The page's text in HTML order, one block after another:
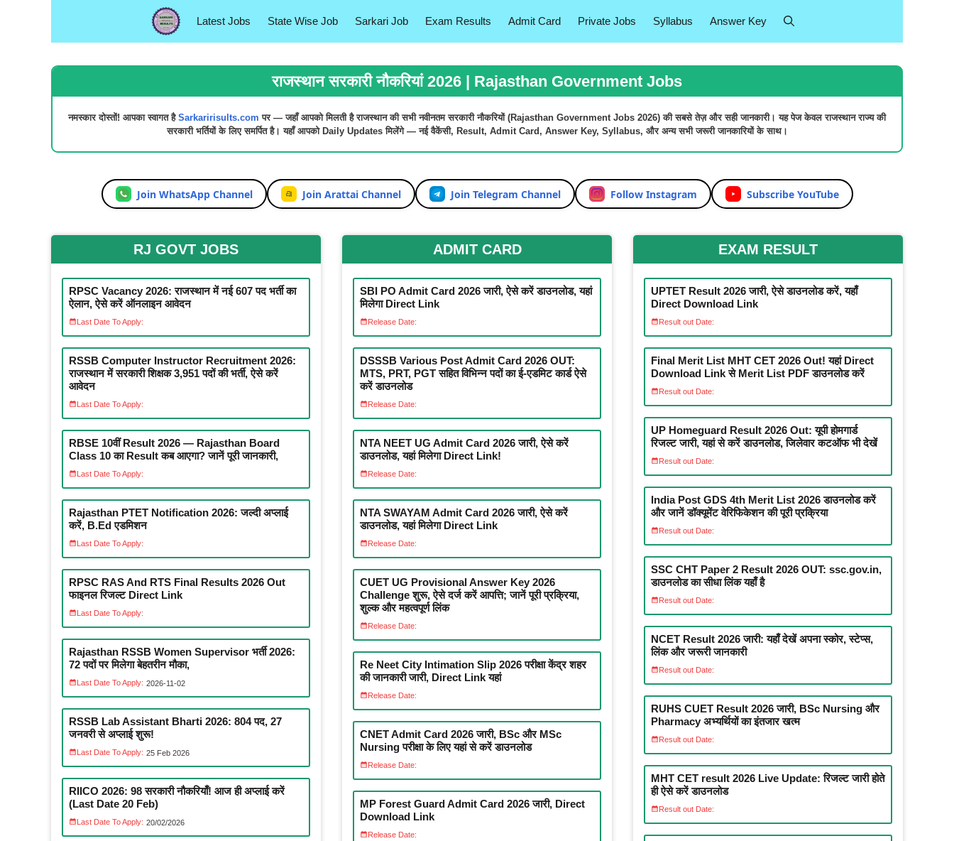
Latest Jobs State Wise Job Sarkari Job Exam Results Admit Card Private Jobs Syllabus Answer Key
राजस्थान सरकारी नौकरियां 2026 | Rajasthan Government Jobs
नमस्कार दोस्तों! आपका स्वागत है Sarkaririsults.com पर — जहाँ आपको मिलती हैराजस्थान की सभी नवीनतम सरकारी नौकरियों (Rajasthan Government Jobs 2026) की सबसे तेज़ और सही जानकारी। यह पेज केवलराजस्थान राज्य की
सरकारी भर्तियोंके लिए समर्पित है। यहाँ आपको Daily Updatesमिलेंगे — नई वैकेंसी, Result, Admit Card, Answer Key, Syllabus, और अन्य सभी जरूरी जानकारियों के साथ।
Join WhatsApp Channel Join Arattai Channel Join Telegram Channel Follow Instagram Subscribe YouTube
RJ GOVT JOBS
RPSC Vacancy 2026: राजस्थान में नई 607 पद भर्ती का
ऐलान, ऐसे करें ऑनलाइन आवेदन
Last Date To Apply:
RSSB Computer Instructor Recruitment 2026:
राजस्थान में सरकारी शिक्षक 3,951 पदों की भर्ती, ऐसे करें
आवेदन
Last Date To Apply:
RBSE 10वीं Result 2026 — Rajasthan Board
Class 10 का Result कब आएगा? जानें पूरी जानकारी,
Last Date To Apply:
Rajasthan PTET Notification 2026: जल्दी अप्लाई
करें, B.Ed एडमिशन
Last Date To Apply:
RPSC RAS And RTS Final Results 2026 Out
फाइनल रिजल्ट Direct Link
Last Date To Apply:
Rajasthan RSSB Women Supervisor भर्ती 2026:
72 पदों पर मिलेगा बेहतरीन मौका,
Last Date To Apply: 2026-11-02
RSSB Lab Assistant Bharti 2026: 804 पद, 27
जनवरी से अप्लाई शुरू!
Last Date To Apply: 25 Feb 2026
RIICO 2026: 98 सरकारी नौकरियाँ! आज ही अप्लाई करें
(Last Date 20 Feb)
Last Date To Apply: 20/02/2026
ADMIT CARD
SBI PO Admit Card 2026 जारी, ऐसे करें डाउनलोड, यहां
मिलेगा Direct Link
Release Date:
DSSSB Various Post Admit Card 2026 OUT:
MTS, PRT, PGT सहित विभिन्न पदों का ई-एडमिट कार्ड ऐसे
करें डाउनलोड
Release Date:
NTA NEET UG Admit Card 2026 जारी, ऐसे करें
डाउनलोड, यहां मिलेगा Direct Link!
Release Date:
NTA SWAYAM Admit Card 2026 जारी, ऐसे करें
डाउनलोड, यहां मिलेगा Direct Link
Release Date:
CUET UG Provisional Answer Key 2026
Challenge शुरू, ऐसे दर्ज करें आपत्ति; जानें पूरी प्रक्रिया,
शुल्क और महत्वपूर्ण लिंक
Release Date:
Re Neet City Intimation Slip 2026 परीक्षा केंद्र शहर
की जानकारी जारी, Direct Link यहां
Release Date:
CNET Admit Card 2026 जारी, BSc और MSc
Nursing परीक्षा के लिए यहां से करें डाउनलोड
Release Date:
MP Forest Guard Admit Card 2026 जारी, Direct
Download Link
Release Date:
EXAM RESULT
UPTET Result 2026 जारी, ऐसे डाउनलोड करें, यहाँ
Direct Download Link
Result out Date:
Final Merit List MHT CET 2026 Out! यहां Direct
Download Link से Merit List PDF डाउनलोड करें
Result out Date:
UP Homeguard Result 2026 Out: यूपी होमगार्ड
रिजल्ट जारी, यहां से करें डाउनलोड, जिलेवार कटऑफ भी देखें
Result out Date:
India Post GDS 4th Merit List 2026 डाउनलोड करें
और जानें डॉक्यूमेंट वेरिफिकेशन की पूरी प्रक्रिया
Result out Date:
SSC CHT Paper 2 Result 2026 OUT: ssc.gov.in,
डाउनलोड का सीधा लिंक यहाँ है
Result out Date:
NCET Result 2026 जारी: यहाँ देखें अपना स्कोर, स्टेप्स,
लिंक और जरूरी जानकारी
Result out Date:
RUHS CUET Result 2026 जारी, BSc Nursing और
Pharmacy अभ्यर्थियों का इंतजार खत्म
Result out Date:
MHT CET result 2026 Live Update: रिजल्ट जारी होते
ही ऐसे करें डाउनलोड
Result out Date: